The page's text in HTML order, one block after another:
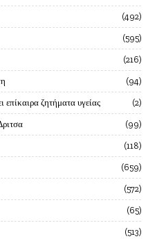
492
595
216
94
ζητήματα υγείας 2
99
118
659
572
65
513